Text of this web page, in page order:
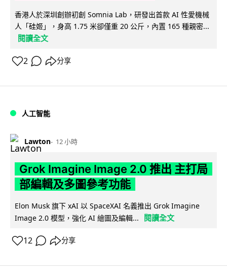
香港人於深圳創辦初創 Somnia Lab，研發出首款 AI 性愛機械
人「硅姬」，身高 1.75 米卻僅重 20 公斤，內置 165 種親密...
閱讀全文
2 分享
人工智能
Lawton 12 小時
Grok Imagine Image 2.0 推出 主打局
部編輯及多圖參考功能
Elon Musk 旗下 xAI 以 SpaceXAI 名義推出 Grok Imagine
Image 2.0 模型，強化 AI 繪圖及編輯...
閱讀全文
12 分享